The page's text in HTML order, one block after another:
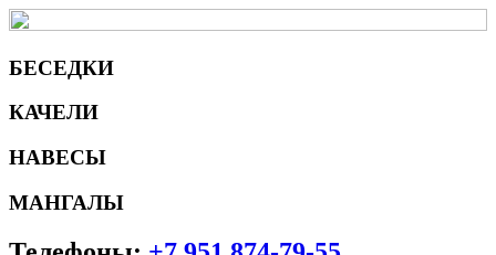
БЕСЕДКИ
КАЧЕЛИ
НАВЕСЫ
МАНГАЛЫ